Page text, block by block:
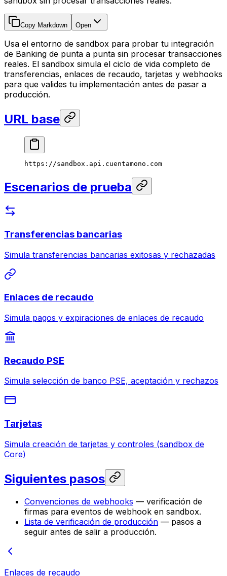
Copy Markdown Open
Usa el entorno de sandbox para probar tu integración
de Banking de punta a punta sin procesar transacciones
reales. El sandbox simula el ciclo de vida completo de
transferencias, enlaces de recaudo, tarjetas y webhooks
para que valides tu implementación antes de pasar a
producción.
URL base
https://sandbox.api.cuentamono.com
Escenarios de prueba
Transferencias bancarias
Simula transferencias bancarias exitosas y rechazadas
Enlaces de recaudo
Simula pagos y expiraciones de enlaces de recaudo
Recaudo PSE
Simula selección de banco PSE, aceptación y rechazos
Tarjetas
Simula creación de tarjetas y controles (sandbox de
Core)
Siguientes pasos
Convenciones de webhooks — verificación de
firmas para eventos de webhook en sandbox.
Lista de verificación de producción — pasos a
seguir antes de salir a producción.
Enlaces de recaudo